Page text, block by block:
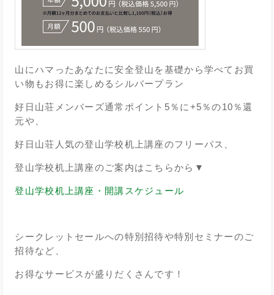
山にハマったあなたに安全登山を基礎から学べてお買
い物もお得に楽しめるシルバープラン
好日山荘メンバーズ通常ポイント5％に+5％の10％還
元や、
好日山荘人気の登山学校机上講座のフリーパス、
登山学校机上講座のご案内はこちらから▼
登山学校机上講座・開講スケジュール
シークレットセールへの特別招待や特別セミナーのご
招待など、
お得なサービスが盛りだくさんです！